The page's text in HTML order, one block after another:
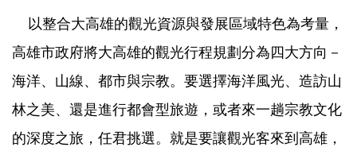
以整合大高雄的觀光資源與發展區域特色為考量，
高雄市政府將大高雄的觀光行程規劃分為四大方向－
海洋、山線、都市與宗教。要選擇海洋風光、造訪山
林之美、還是進行都會型旅遊，或者來一趟宗教文化
的深度之旅，任君挑選。就是要讓觀光客來到高雄，